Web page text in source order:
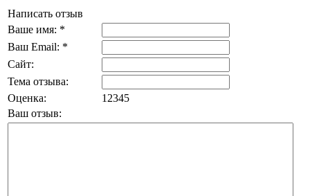
Написать отзыв
Ваше имя: *
Ваш Email: *
Сайт:
Тема отзыва:
Оценка:
1 2345
Ваш отзыв: